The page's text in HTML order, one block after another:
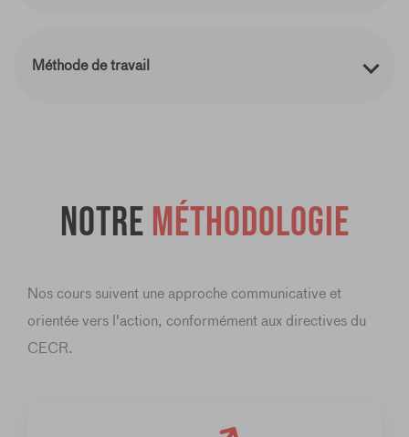
Méthode de travail
Notre méthodologie
Nos cours suivent une approche communicative et
orientée vers l'action, conformément aux directives du
CECR.